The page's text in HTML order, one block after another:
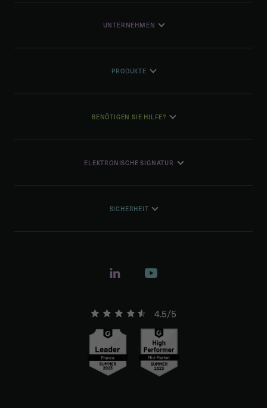
UNTERNEHMEN
PRODUKTE
BENÖTIGEN SIE HILFE?
ELEKTRONISCHE SIGNATUR
SICHERHEIT
4.5/5